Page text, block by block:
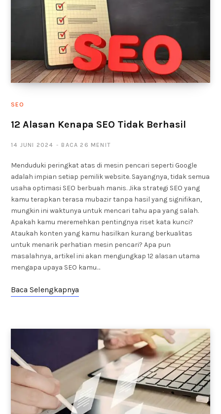
SEO
12 Alasan Kenapa SEO Tidak Berhasil
14 JUNI 2024 BACA 26 MENIT
Menduduki peringkat atas di mesin pencari seperti Google
adalah impian setiap pemilik website. Sayangnya, tidak semua
usaha optimasi SEO berbuah manis. Jika strategi SEO yang
kamu terapkan terasa mubazir tanpa hasil yang signifikan,
mungkin ini waktunya untuk mencari tahu apa yang salah.
Apakah kamu meremehkan pentingnya riset kata kunci?
Ataukah konten yang kamu hasilkan kurang berkualitas
untuk menarik perhatian mesin pencari? Apa pun
masalahnya, artikel ini akan mengungkap 12 alasan utama
mengapa upaya SEO kamu…
Baca Selengkapnya